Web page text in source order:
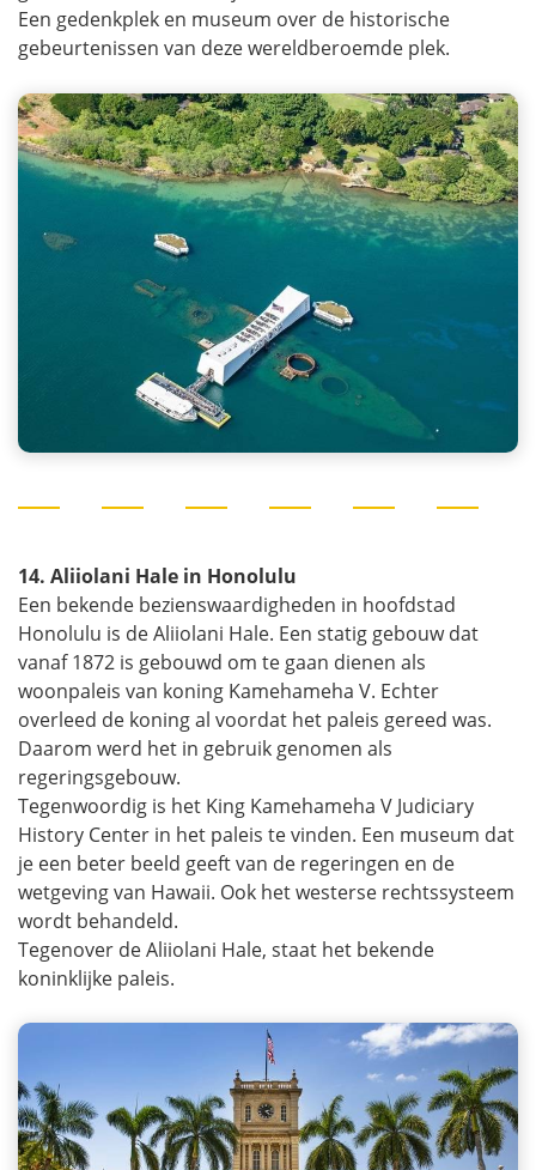
Een gedenkplek en museum over de historische
gebeurtenissen van deze wereldberoemde plek.
14. Aliiolani Hale in Honolulu
Een bekende bezienswaardigheden in hoofdstad
Honolulu is de Aliiolani Hale. Een statig gebouw dat
vanaf 1872 is gebouwd om te gaan dienen als
woonpaleis van koning Kamehameha V. Echter
overleed de koning al voordat het paleis gereed was.
Daarom werd het in gebruik genomen als
regeringsgebouw.
Tegenwoordig is het King Kamehameha V Judiciary
History Center in het paleis te vinden. Een museum dat
je een beter beeld geeft van de regeringen en de
wetgeving van Hawaii. Ook het westerse rechtssysteem
wordt behandeld.
Tegenover de Aliiolani Hale, staat het bekende
koninklijke paleis.